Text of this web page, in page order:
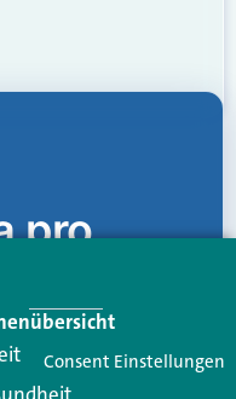
Alles, was
Mit nur einem
Consent Einstellungen